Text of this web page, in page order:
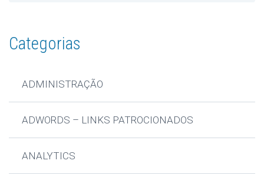
Categorias
ADMINISTRAÇÃO
ADWORDS – LINKS PATROCIONADOS
ANALYTICS